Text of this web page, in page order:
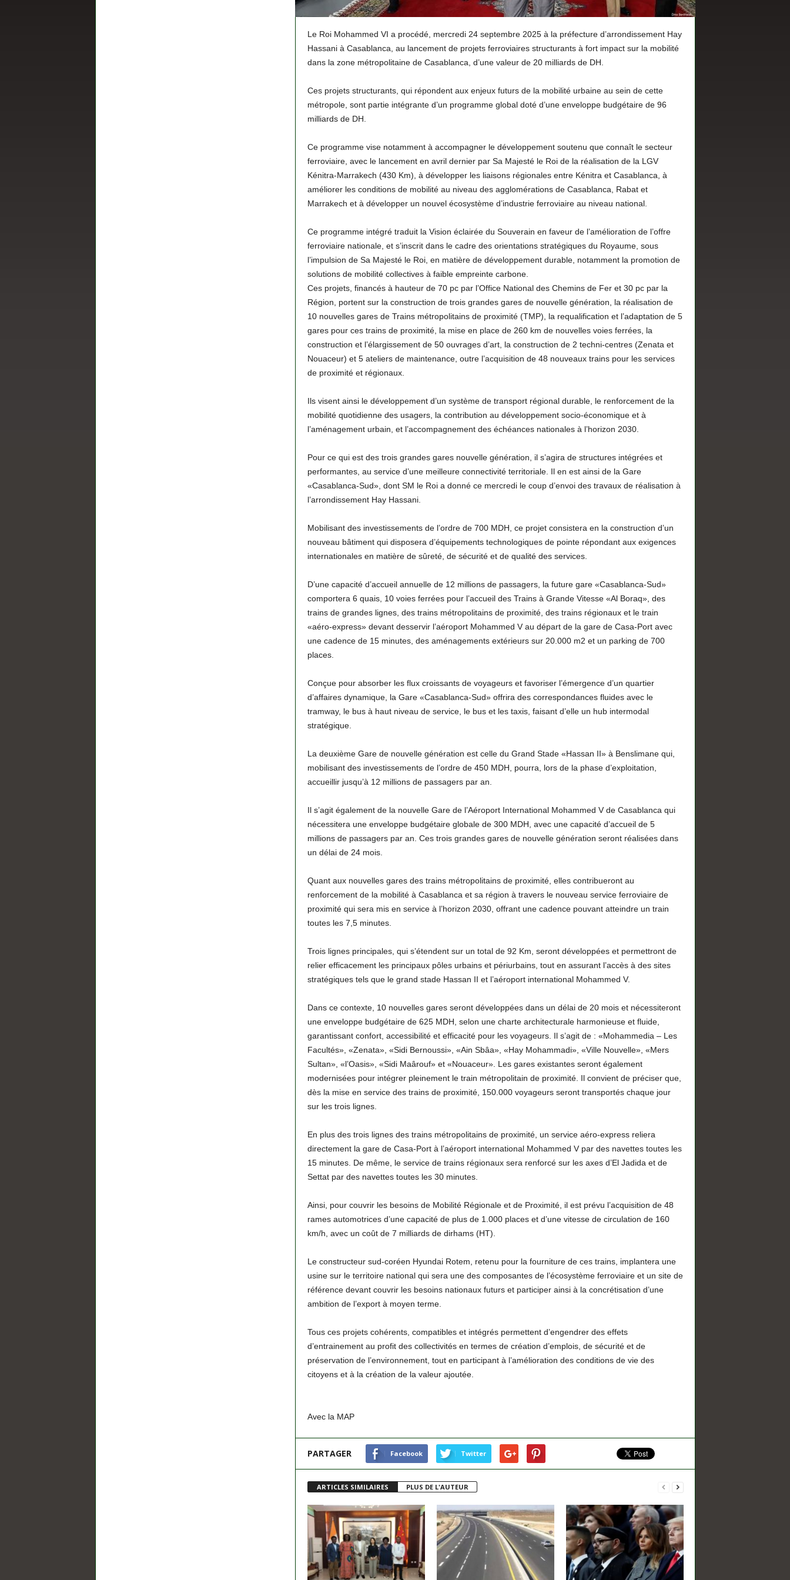
Le Roi Mohammed VI a procédé, mercredi 24 septembre 2025 à la préfecture d’arrondissement Hay
Hassani à Casablanca, au lancement de projets ferroviaires structurants à fort impact sur la mobilité
dans la zone métropolitaine de Casablanca, d’une valeur de 20 milliards de DH.
Ces projets structurants, qui répondent aux enjeux futurs de la mobilité urbaine au sein de cette
métropole, sont partie intégrante d’un programme global doté d’une enveloppe budgétaire de 96
milliards de DH.
Ce programme vise notamment à accompagner le développement soutenu que connaît le secteur
ferroviaire, avec le lancement en avril dernier par Sa Majesté le Roi de la réalisation de la LGV
Kénitra-Marrakech (430 Km), à développer les liaisons régionales entre Kénitra et Casablanca, à
améliorer les conditions de mobilité au niveau des agglomérations de Casablanca, Rabat et
Marrakech et à développer un nouvel écosystème d’industrie ferroviaire au niveau national.
Ce programme intégré traduit la Vision éclairée du Souverain en faveur de l’amélioration de l’offre
ferroviaire nationale, et s’inscrit dans le cadre des orientations stratégiques du Royaume, sous
l’impulsion de Sa Majesté le Roi, en matière de développement durable, notamment la promotion de
solutions de mobilité collectives à faible empreinte carbone.
Ces projets, financés à hauteur de 70 pc par l’Office National des Chemins de Fer et 30 pc par la
Région, portent sur la construction de trois grandes gares de nouvelle génération, la réalisation de
10 nouvelles gares de Trains métropolitains de proximité (TMP), la requalification et l’adaptation de 5
gares pour ces trains de proximité, la mise en place de 260 km de nouvelles voies ferrées, la
construction et l’élargissement de 50 ouvrages d’art, la construction de 2 techni-centres (Zenata et
Nouaceur) et 5 ateliers de maintenance, outre l’acquisition de 48 nouveaux trains pour les services
de proximité et régionaux.
Ils visent ainsi le développement d’un système de transport régional durable, le renforcement de la
mobilité quotidienne des usagers, la contribution au développement socio-économique et à
l’aménagement urbain, et l’accompagnement des échéances nationales à l’horizon 2030.
Pour ce qui est des trois grandes gares nouvelle génération, il s’agira de structures intégrées et
performantes, au service d’une meilleure connectivité territoriale. Il en est ainsi de la Gare
«Casablanca-Sud», dont SM le Roi a donné ce mercredi le coup d’envoi des travaux de réalisation à
l’arrondissement Hay Hassani.
Mobilisant des investissements de l’ordre de 700 MDH, ce projet consistera en la construction d’un
nouveau bâtiment qui disposera d’équipements technologiques de pointe répondant aux exigences
internationales en matière de sûreté, de sécurité et de qualité des services.
D’une capacité d’accueil annuelle de 12 millions de passagers, la future gare «Casablanca-Sud»
comportera 6 quais, 10 voies ferrées pour l’accueil des Trains à Grande Vitesse «Al Boraq», des
trains de grandes lignes, des trains métropolitains de proximité, des trains régionaux et le train
«aéro-express» devant desservir l’aéroport Mohammed V au départ de la gare de Casa-Port avec
une cadence de 15 minutes, des aménagements extérieurs sur 20.000 m2 et un parking de 700
places.
Conçue pour absorber les flux croissants de voyageurs et favoriser l’émergence d’un quartier
d’affaires dynamique, la Gare «Casablanca-Sud» offrira des correspondances fluides avec le
tramway, le bus à haut niveau de service, le bus et les taxis, faisant d’elle un hub intermodal
stratégique.
La deuxième Gare de nouvelle génération est celle du Grand Stade «Hassan II» à Benslimane qui,
mobilisant des investissements de l’ordre de 450 MDH, pourra, lors de la phase d’exploitation,
accueillir jusqu’à 12 millions de passagers par an.
Il s’agit également de la nouvelle Gare de l’Aéroport International Mohammed V de Casablanca qui
nécessitera une enveloppe budgétaire globale de 300 MDH, avec une capacité d’accueil de 5
millions de passagers par an. Ces trois grandes gares de nouvelle génération seront réalisées dans
un délai de 24 mois.
Quant aux nouvelles gares des trains métropolitains de proximité, elles contribueront au
renforcement de la mobilité à Casablanca et sa région à travers le nouveau service ferroviaire de
proximité qui sera mis en service à l’horizon 2030, offrant une cadence pouvant atteindre un train
toutes les 7,5 minutes.
Trois lignes principales, qui s’étendent sur un total de 92 Km, seront développées et permettront de
relier efficacement les principaux pôles urbains et périurbains, tout en assurant l’accès à des sites
stratégiques tels que le grand stade Hassan II et l’aéroport international Mohammed V.
Dans ce contexte, 10 nouvelles gares seront développées dans un délai de 20 mois et nécessiteront
une enveloppe budgétaire de 625 MDH, selon une charte architecturale harmonieuse et fluide,
garantissant confort, accessibilité et efficacité pour les voyageurs. Il s’agit de : «Mohammedia – Les
Facultés», «Zenata», «Sidi Bernoussi», «Ain Sbâa», «Hay Mohammadi», «Ville Nouvelle», «Mers
Sultan», «l’Oasis», «Sidi Maârouf» et «Nouaceur». Les gares existantes seront également
modernisées pour intégrer pleinement le train métropolitain de proximité. Il convient de préciser que,
dès la mise en service des trains de proximité, 150.000 voyageurs seront transportés chaque jour
sur les trois lignes.
En plus des trois lignes des trains métropolitains de proximité, un service aéro-express reliera
directement la gare de Casa-Port à l’aéroport international Mohammed V par des navettes toutes les
15 minutes. De même, le service de trains régionaux sera renforcé sur les axes d’El Jadida et de
Settat par des navettes toutes les 30 minutes.
Ainsi, pour couvrir les besoins de Mobilité Régionale et de Proximité, il est prévu l’acquisition de 48
rames automotrices d’une capacité de plus de 1.000 places et d’une vitesse de circulation de 160
km/h, avec un coût de 7 milliards de dirhams (HT).
Le constructeur sud-coréen Hyundai Rotem, retenu pour la fourniture de ces trains, implantera une
usine sur le territoire national qui sera une des composantes de l’écosystème ferroviaire et un site de
référence devant couvrir les besoins nationaux futurs et participer ainsi à la concrétisation d’une
ambition de l’export à moyen terme.
Tous ces projets cohérents, compatibles et intégrés permettent d’engendrer des effets
d’entrainement au profit des collectivités en termes de création d’emplois, de sécurité et de
préservation de l’environnement, tout en participant à l’amélioration des conditions de vie des
citoyens et à la création de la valeur ajoutée.
Avec la MAP
PARTAGER Facebook Twitter
ARTICLES SIMILAIRES PLUS DE L'AUTEUR